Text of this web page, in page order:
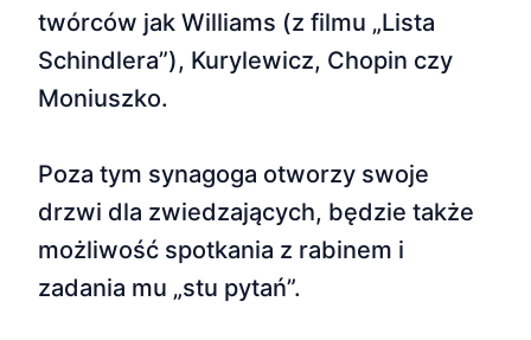
twórców jak Williams (z filmu „Lista
Schindlera”), Kurylewicz, Chopin czy
Moniuszko.
Poza tym synagoga otworzy swoje
drzwi dla zwiedzających, będzie także
możliwość spotkania z rabinem i
zadania mu „stu pytań”.